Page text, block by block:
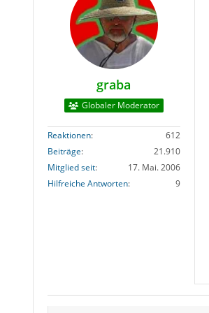
graba
Globaler Moderator
Reaktionen
612
Beiträge
21.910
Mitglied seit
17. Mai. 2006
Hilfreiche Antworten
9